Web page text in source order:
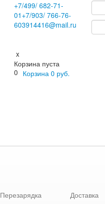
+7/499/ 682-71-
01 +7/903/ 766-76-
603914416@mail.ru
x
Корзина пуста
0 Корзина 0 руб.
Перезарядка
Доставка